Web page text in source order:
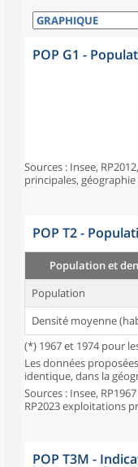
POP G1 -
Sources : Insee,
principales,
POP T2 -
Population et
Population
Densité moyenne
(*) 1967 et 1974 pour
Les données
identique, dans la
Sources : Insee,
RP2023 exploitations
POP T3M -